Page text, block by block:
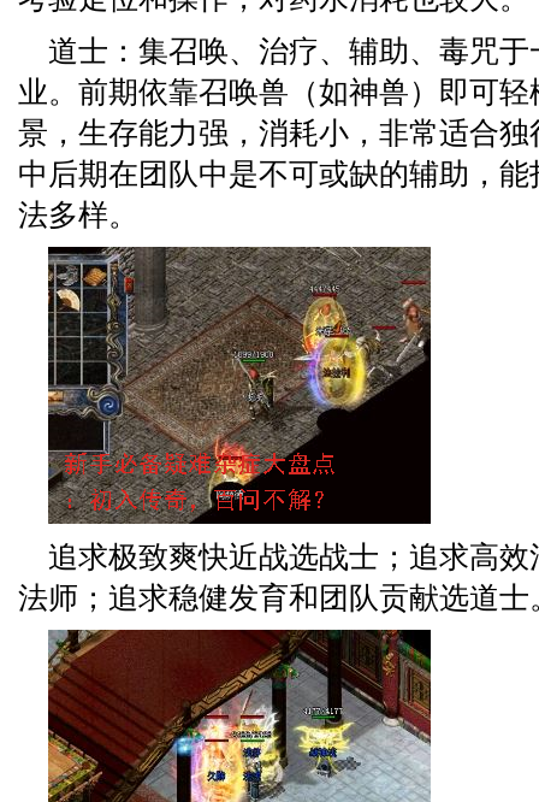
道士：集召唤、治疗、辅助、毒咒
业。前期依靠召唤兽（如神兽）即可
景，生存能力强，消耗小，非常适合
中后期在团队中是不可或缺的辅助，
法多样。
追求极致爽快近战选战士；追求高
法师；追求稳健发育和团队贡献选道士